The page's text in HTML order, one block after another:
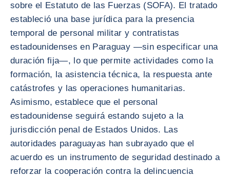
sobre el Estatuto de las Fuerzas (SOFA). El tratado
estableció una base jurídica para la presencia
temporal de personal militar y contratistas
estadounidenses en Paraguay —sin especificar una
duración fija—, lo que permite actividades como la
formación, la asistencia técnica, la respuesta ante
catástrofes y las operaciones humanitarias.
Asimismo, establece que el personal
estadounidense seguirá estando sujeto a la
jurisdicción penal de Estados Unidos. Las
autoridades paraguayas han subrayado que el
acuerdo es un instrumento de seguridad destinado a
reforzar la cooperación contra la delincuencia